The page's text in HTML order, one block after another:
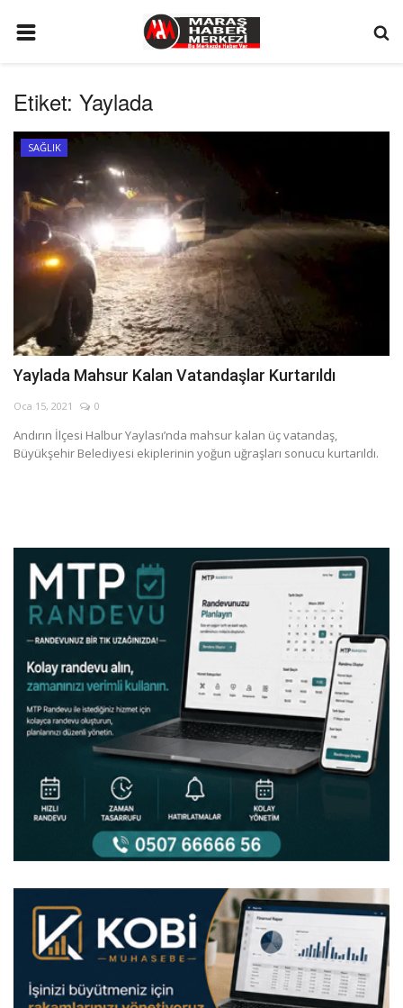
GÜNDEM
SİYASET
EKONOMİ
EĞİTİM
SPOR
İLETİŞİM
KÜNYE
FOTO GALERİ
KÜLTÜR SANAT
FİRMA HABER
Etiket: Yaylada
SAĞLIK
Yaylada Mahsur Kalan Vatandaşlar Kurtarıldı
Oca 15, 2021 0
Andırın İlçesi Halbur Yaylası’nda mahsur kalan üç vatandaş,
Büyükşehir Belediyesi ekiplerinin yoğun uğraşları sonucu kurtarıldı.